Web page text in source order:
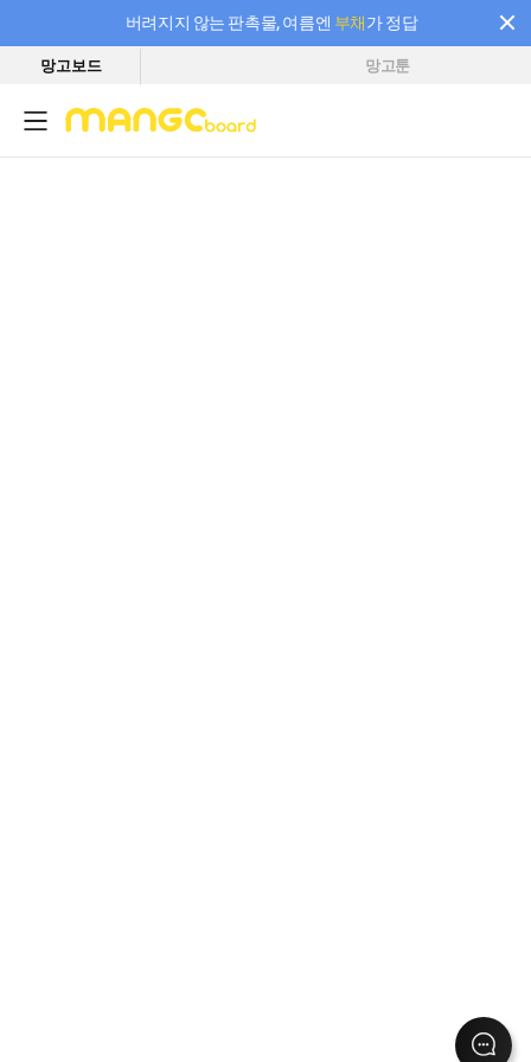
버려지지 않는 판촉물, 여름엔 부채가 정답
필요한 만큼 충전하고 끊김 없이 작업하세요! 새로워진 AI 부스터 요금제
망고보드 망고툰